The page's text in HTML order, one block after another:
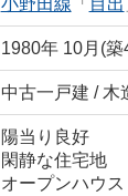
小野田線 「 目出
1980年 10月(築
中古一戸建 / 木
陽当り良好
閑静な住宅地
オープンハウス